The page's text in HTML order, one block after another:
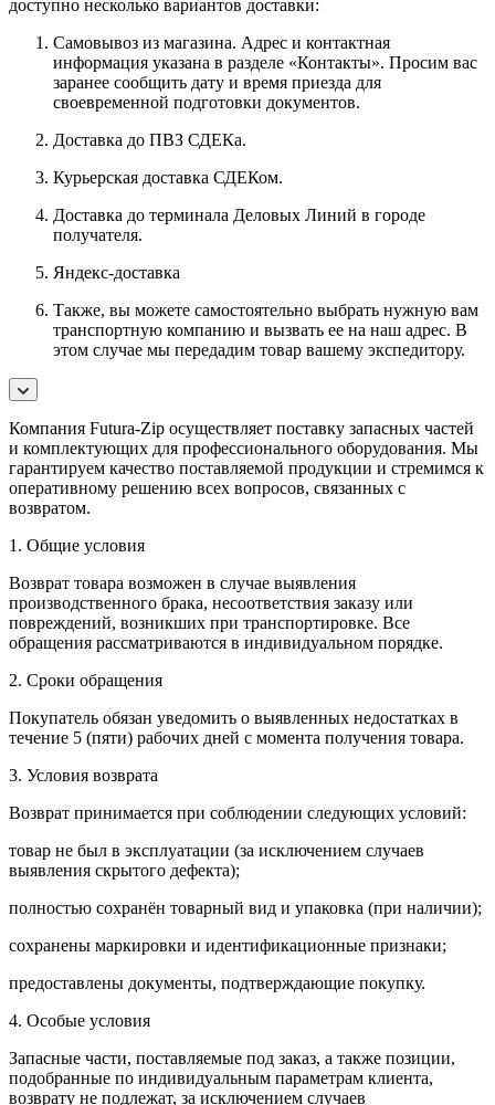
доступно несколько вариантов доставки:
Самовывоз из магазина. Адрес и контактная
информация указана в разделе «Контакты». Просим вас
заранее сообщить дату и время приезда для
своевременной подготовки документов.
Доставка до ПВЗ СДЕКа.
Курьерская доставка СДЕКом.
Доставка до терминала Деловых Линий в городе
получателя.
Яндекс-доставка
Также, вы можете самостоятельно выбрать нужную вам
транспортную компанию и вызвать ее на наш адрес. В
этом случае мы передадим товар вашему экспедитору.
Компания Futura-Zip осуществляет поставку запасных частей
и комплектующих для профессионального оборудования. Мы
гарантируем качество поставляемой продукции и стремимся к
оперативному решению всех вопросов, связанных с
возвратом.
1. Общие условия
Возврат товара возможен в случае выявления
производственного брака, несоответствия заказу или
повреждений, возникших при транспортировке. Все
обращения рассматриваются в индивидуальном порядке.
2. Сроки обращения
Покупатель обязан уведомить о выявленных недостатках в
течение 5 (пяти) рабочих дней с момента получения товара.
3. Условия возврата
Возврат принимается при соблюдении следующих условий:
товар не был в эксплуатации (за исключением случаев
выявления скрытого дефекта);
полностью сохранён товарный вид и упаковка (при наличии);
сохранены маркировки и идентификационные признаки;
предоставлены документы, подтверждающие покупку.
4. Особые условия
Запасные части, поставляемые под заказ, а также позиции,
подобранные по индивидуальным параметрам клиента,
возврату не подлежат, за исключением случаев